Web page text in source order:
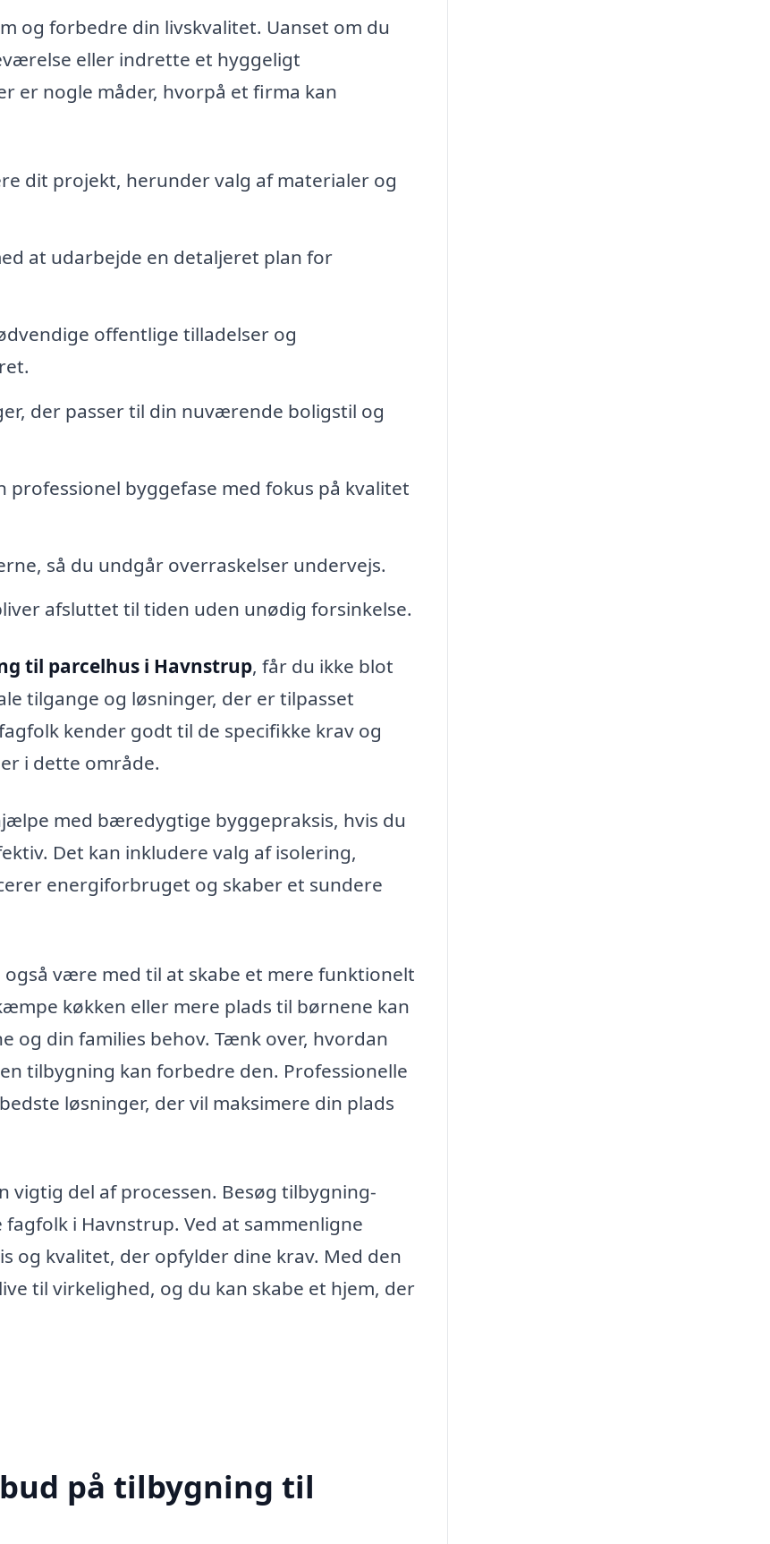
og forbedre din livskvalitet. Uanset om du
eller indrette et hyggeligt
er nogle måder, hvorpå et firma kan
dit projekt, herunder valg af materialer og
at udarbejde en detaljeret plan for
offentlige tilladelser og
der passer til din nuværende boligstil og
professionel byggefase med fokus på kvalitet
så du undgår overraskelser undervejs.
afsluttet til tiden uden unødig forsinkelse.
til parcelhus i Havnstrup, får du ikke blot
tilgange og løsninger, der er tilpasset
kender godt til de specifikke krav og
i dette område.
med bæredygtige byggepraksis, hvis du
Det kan inkludere valg af isolering,
energiforbruget og skaber et sundere
også være med til at skabe et mere funktionelt
køkken eller mere plads til børnene kan
og din families behov. Tænk over, hvordan
tilbygning kan forbedre den. Professionelle
løsninger, der vil maksimere din plads
del af processen. Besøg tilbygning-
i Havnstrup. Ved at sammenligne
og kvalitet, der opfylder dine krav. Med den
til virkelighed, og du kan skabe et hjem, der
på tilbygning til